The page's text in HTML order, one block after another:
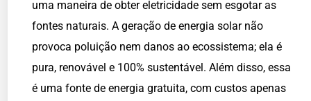
uma maneira de obter eletricidade sem esgotar as
fontes naturais. A geração de energia solar não
provoca poluição nem danos ao ecossistema; ela é
pura, renovável e 100% sustentável. Além disso, essa
é uma fonte de energia gratuita, com custos apenas